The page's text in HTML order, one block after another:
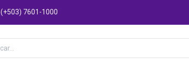
(+503) 7601-1000